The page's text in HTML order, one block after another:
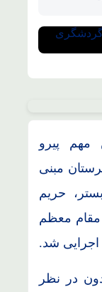
مهم پیرو
مبنی
حریم
مقام معظم
اجرایی شد.
در نظر